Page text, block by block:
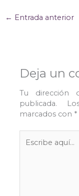
← Entrada anterior
Deja un
Tu dirección
publicada.
marcados con *
aquí...